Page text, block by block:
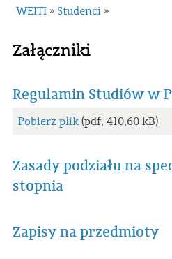
WEITI » Studenci »
Załączniki
Regulamin Studiów w
Pobierz plik(pdf, 410,60 kB)
Zasady podziału na
stopnia
Zapisy na przedmioty